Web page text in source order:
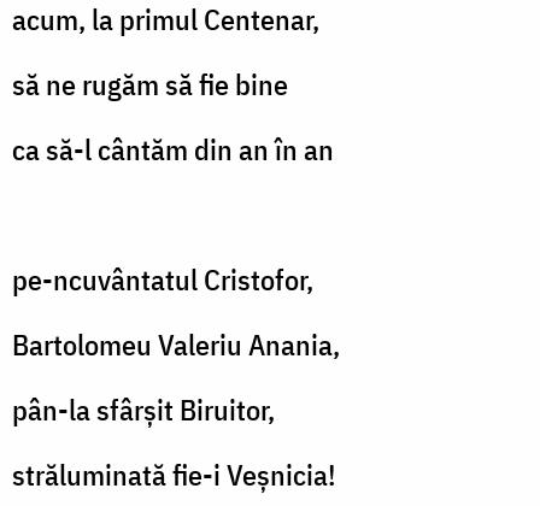
acum, la primul Centenar,
să ne rugăm să fie bine
ca să-l cântăm din an în an
pe-ncuvântatul Cristofor,
Bartolomeu Valeriu Anania,
pân-la sfârșit Biruitor,
străluminată fie-i Veșnicia!